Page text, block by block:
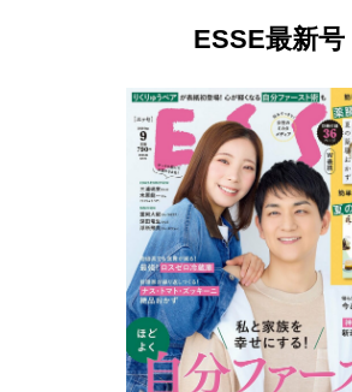
ESSE最新号